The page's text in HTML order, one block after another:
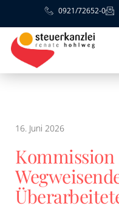
0921/72652-0
16. Juni 2026